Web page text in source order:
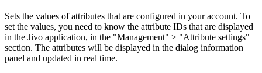
Sets the values ​​of attributes that are configured in your account. To
set the values, you need to know the attribute IDs that are displayed
in the Jivo application, in the "Management" > "Attribute settings"
section. The attributes will be displayed in the dialog information
panel and updated in real time.